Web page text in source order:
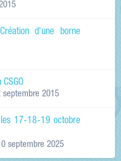
d'une borne
septembre 2015
17-18-19 octobre
septembre 2025